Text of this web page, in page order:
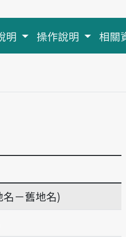
明 操作說明 相關
－舊地名)